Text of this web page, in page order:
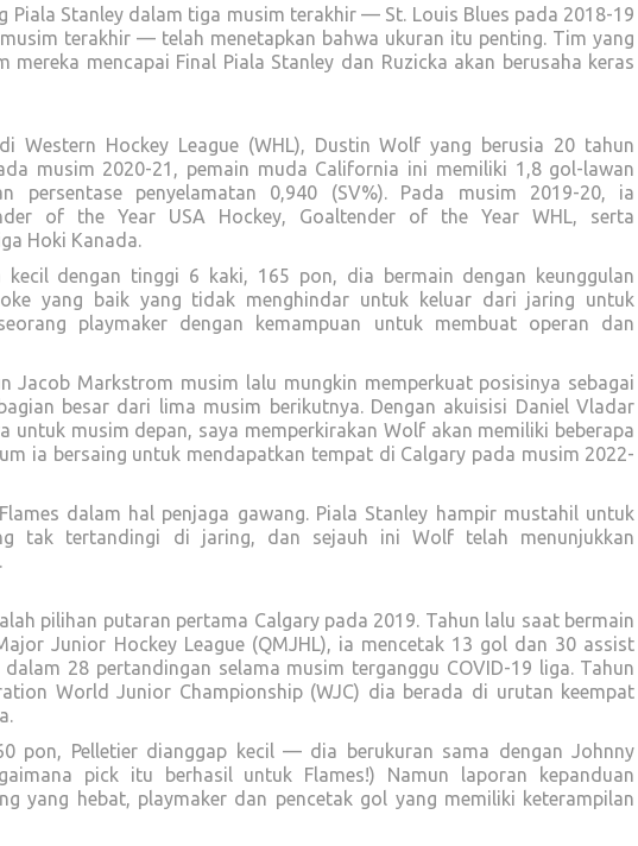
Piala Stanley dalam tiga musim terakhir — St. Louis Blues pada 2018-19
terakhir — telah menetapkan bahwa ukuran itu penting. Tim yang
mereka mencapai Final Piala Stanley dan Ruzicka akan berusaha keras
Western Hockey League (WHL), Dustin Wolf yang berusia 20 tahun
musim 2020-21, pemain muda California ini memiliki 1,8 gol-lawan
persentase penyelamatan 0,940 (SV%). Pada musim 2019-20, ia
of the Year USA Hockey, Goaltender of the Year WHL, serta
Hoki Kanada.
kecil dengan tinggi 6 kaki, 165 pon, dia bermain dengan keunggulan
yang baik yang tidak menghindar untuk keluar dari jaring untuk
playmaker dengan kemampuan untuk membuat operan dan
Jacob Markstrom musim lalu mungkin memperkuat posisinya sebagai
besar dari lima musim berikutnya. Dengan akuisisi Daniel Vladar
untuk musim depan, saya memperkirakan Wolf akan memiliki beberapa
ia bersaing untuk mendapatkan tempat di Calgary pada musim 2022-
dalam hal penjaga gawang. Piala Stanley hampir mustahil untuk
tak tertandingi di jaring, dan sejauh ini Wolf telah menunjukkan
pilihan putaran pertama Calgary pada 2019. Tahun lalu saat bermain
Junior Hockey League (QMJHL), ia mencetak 13 gol dan 30 assist
28 pertandingan selama musim terganggu COVID-19 liga. Tahun
World Junior Championship (WJC) dia berada di urutan keempat
pon, Pelletier dianggap kecil — dia berukuran sama dengan Johnny
pick itu berhasil untuk Flames!) Namun laporan kepanduan
yang hebat, playmaker dan pencetak gol yang memiliki keterampilan